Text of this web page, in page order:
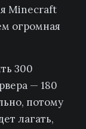
Minecraft
огромная
300
— 180
потому
лагать,